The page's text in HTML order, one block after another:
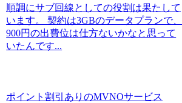
順調にサブ回線としての役割は果たして
います。 契約は3GBのデータプランで、
900円の出費位は仕方ないかなと思って
いたんです...
ポイント割引ありのMVNOサービス